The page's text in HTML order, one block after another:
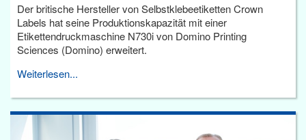
Der britische Hersteller von Selbstklebeetiketten Crown
Labels hat seine Produktionskapazität mit einer
Etikettendruckmaschine N730i von Domino Printing
Sciences (Domino) erweitert.
Weiterlesen...